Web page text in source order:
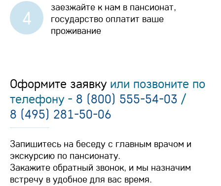
4
заезжайте к нам в пансионат,
государство оплатит ваше
проживание
Оформите заявку или позвоните по
телефону - 8 (800) 555-54-03 /
8 (495) 281-50-06
Запишитесь на беседу с главным врачом и
экскурсию по пансионату.
Закажите обратный звонок, и мы назначим
встречу в удобное для вас время.